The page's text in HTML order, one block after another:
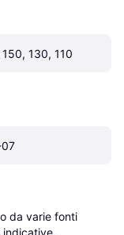
130, 110
da varie fonti